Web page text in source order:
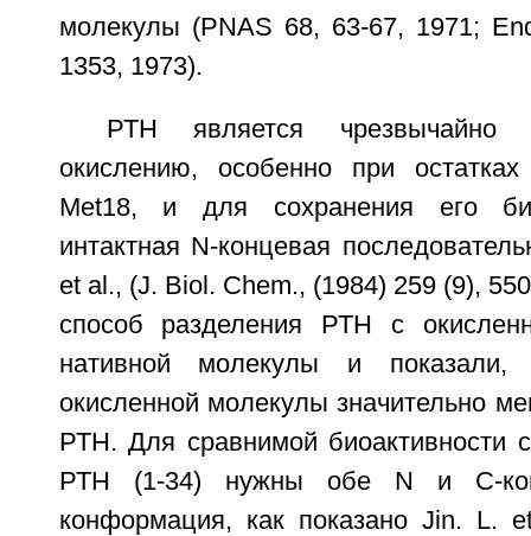
молекулы (PNAS 68, 63-67, 1971;
1353, 1973).
РТН является чрезвычайно
окислению, особенно при
Met18, и для сохранения его
интактная N-концевая
et al., (J. Biol. Chem., (1984) 259 (9),
способ разделения РТН с
нативной молекулы и показали,
окисленной молекулы значительно
РТН. Для сравнимой биоактивности
РТН (1-34) нужны обе N и C-
конформация, как показано Jin. L.